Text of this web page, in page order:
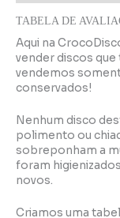
TABELA DE
Aqui na
vender discos
vendemos
conservados!
Nenhum disco
polimento ou
sobreponham a
foram
novos.
Criamos uma